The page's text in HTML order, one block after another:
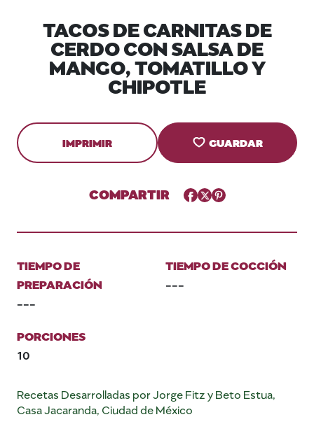
TACOS DE CARNITAS DE
CERDO CON SALSA DE
MANGO, TOMATILLO Y
CHIPOTLE
IMPRIMIR GUARDAR
COMPARTIR Facebook
TwitterPinterest
TIEMPO DE
PREPARACIÓN
---
TIEMPO DE COCCIÓN
---
PORCIONES
10
Recetas Desarrolladas por Jorge Fitz y Beto Estua,
Casa Jacaranda, Ciudad de México